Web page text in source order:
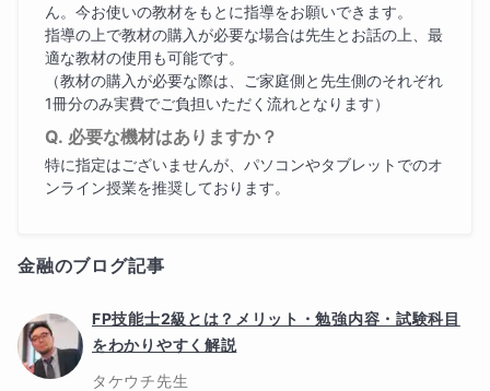
ん。今お使いの教材をもとに指導をお願いできます。
指導の上で教材の購入が必要な場合は先生とお話の上、最
適な教材の使用も可能です。
（教材の購入が必要な際は、ご家庭側と先生側のそれぞれ
1冊分のみ実費でご負担いただく流れとなります）
必要な機材はありますか？
特に指定はございませんが、パソコンやタブレットでのオ
ンライン授業を推奨しております。
金融のブログ記事
FP技能士2級とは？メリット・勉強内容・試験科目
をわかりやすく解説
タケウチ先生